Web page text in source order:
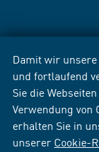
Damit wir
und fortlaufend
Sie die
Verwendung von
erhalten Sie in
unserer Cookie-